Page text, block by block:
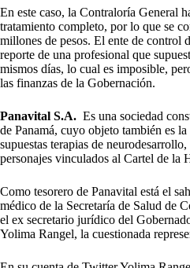
En este caso, la Contraloría General
tratamiento completo, por lo que se
millones de pesos. El ente de control
reporte de una profesional que
mismos días, lo cual es imposible,
las finanzas de la Gobernación.
Panavital S.A. Es una sociedad
de Panamá, cuyo objeto también es
supuestas terapias de
personajes vinculados al Cartel de la
Como tesorero de Panavital está el
médico de la Secretaría de Salud de
el ex secretario jurídico del
Yolima Rangel, la cuestionada